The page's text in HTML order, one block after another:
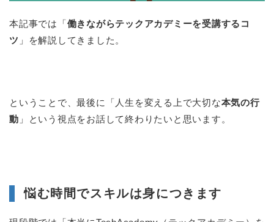
本記事では「働きながらテックアカデミーを受講するコ
ツ 」を解説してきました。
ということで、最後に「人生を変える上で大切な本気の行
動 」という視点をお話して終わりたいと思います。
悩む時間でスキルは身につきます